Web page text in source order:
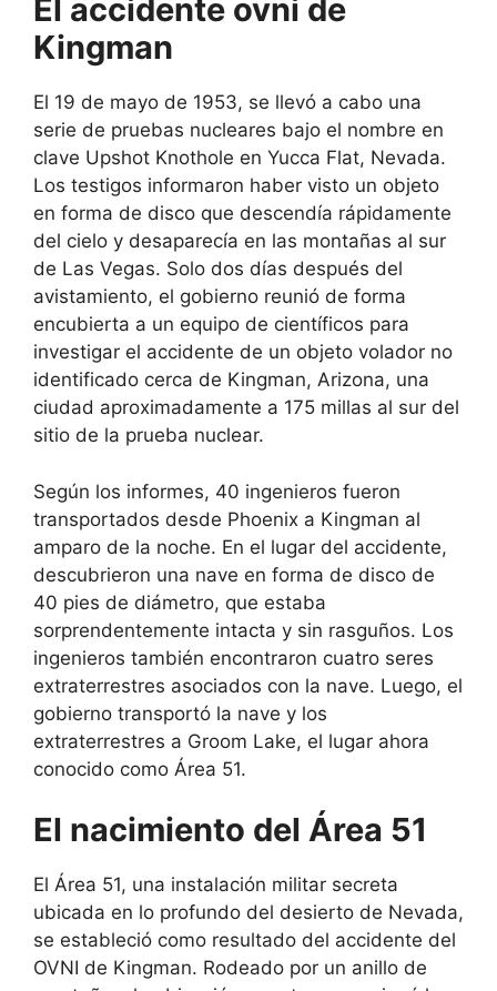
El accidente ovni de
Kingman
El 19 de mayo de 1953, se llevó a cabo una
serie de pruebas nucleares bajo el nombre en
clave Upshot Knothole en Yucca Flat, Nevada.
Los testigos informaron haber visto un objeto
en forma de disco que descendía rápidamente
del cielo y desaparecía en las montañas al sur
de Las Vegas. Solo dos días después del
avistamiento, el gobierno reunió de forma
encubierta a un equipo de científicos para
investigar el accidente de un objeto volador no
identificado cerca de Kingman, Arizona, una
ciudad aproximadamente a 175 millas al sur del
sitio de la prueba nuclear.
Según los informes, 40 ingenieros fueron
transportados desde Phoenix a Kingman al
amparo de la noche. En el lugar del accidente,
descubrieron una nave en forma de disco de
40 pies de diámetro, que estaba
sorprendentemente intacta y sin rasguños. Los
ingenieros también encontraron cuatro seres
extraterrestres asociados con la nave. Luego, el
gobierno transportó la nave y los
extraterrestres a Groom Lake, el lugar ahora
conocido como Área 51.
El nacimiento del Área 51
El Área 51, una instalación militar secreta
ubicada en lo profundo del desierto de Nevada,
se estableció como resultado del accidente del
OVNI de Kingman. Rodeado por un anillo de